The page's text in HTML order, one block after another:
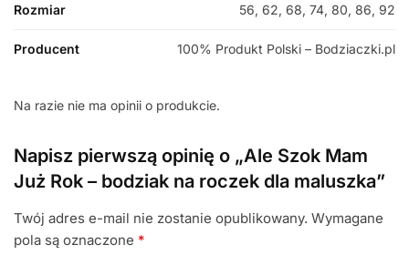
Rozmiar 56, 62, 68, 74, 80, 86, 92
Producent 100% Produkt Polski – Bodziaczki.pl
Na razie nie ma opinii o produkcie.
Napisz pierwszą opinię o „Ale Szok Mam
Już Rok – bodziak na roczek dla maluszka”
Twój adres e-mail nie zostanie opublikowany. Wymagane
pola są oznaczone *